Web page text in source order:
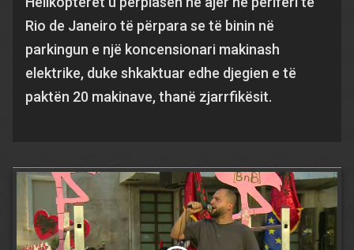
Rio de Janeiro të përpara se të binin në
parkingun e një koncensionari makinash
elektrike, duke shkaktuar edhe djegien e të
paktën 20 makinave, thanë zjarrfikësit.